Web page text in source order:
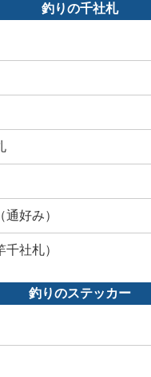
釣りの千社札
好み）
社札）
釣りのステッカー